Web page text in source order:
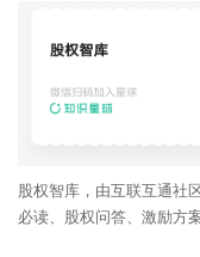
股权智库，由互联互通社
必读、股权问答、激励方